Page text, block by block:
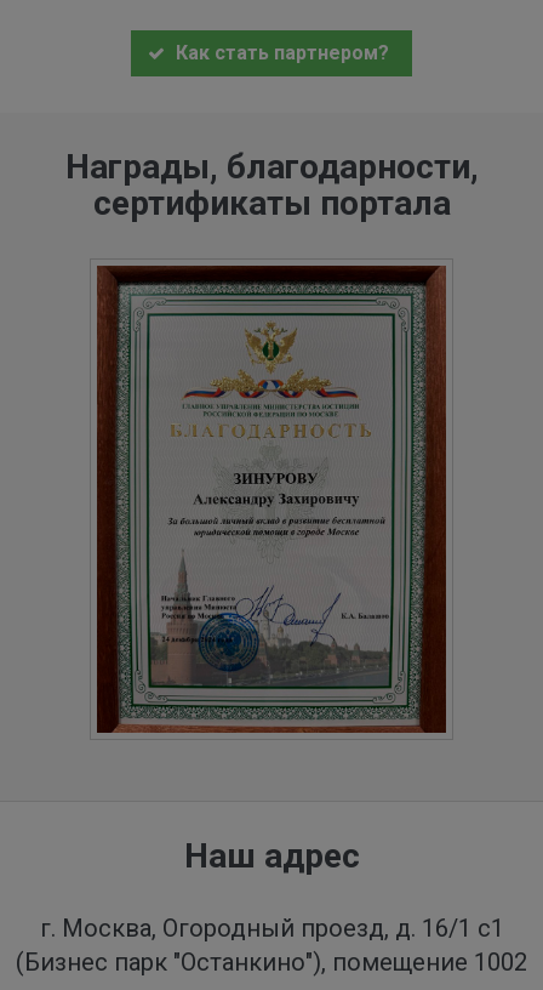
Как стать партнером?
Награды, благодарности,
сертификаты портала
Наш адрес
г. Москва, Огородный проезд, д. 16/1 с1
(Бизнес парк "Останкино"), помещение 1002